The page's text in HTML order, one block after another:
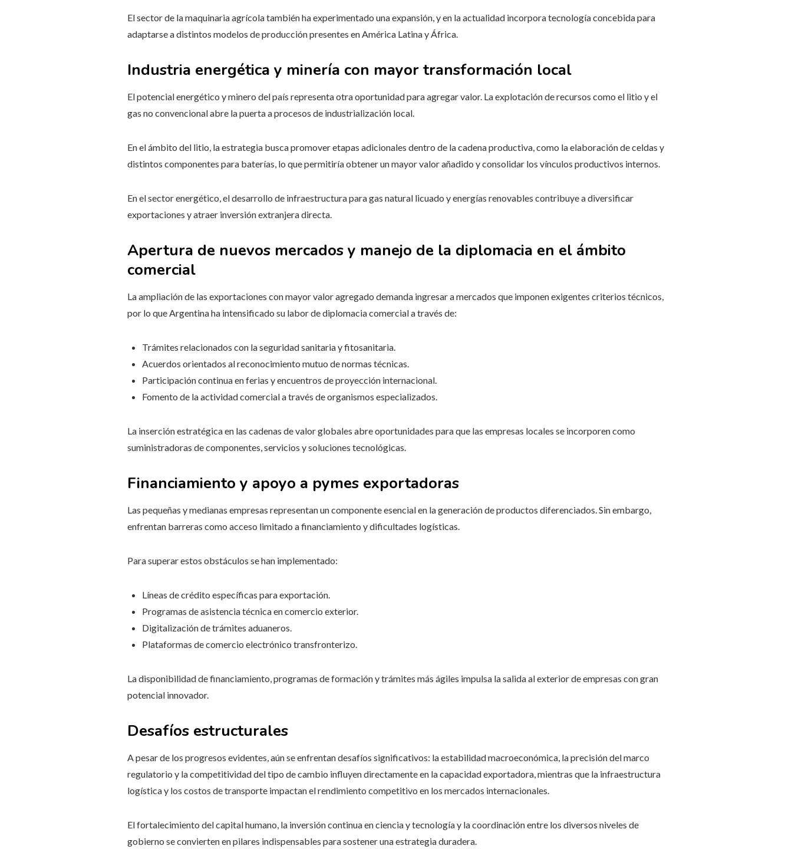
El sector de la maquinaria agrícola también ha experimentado una expansión, y en la actualidad incorpora tecnología concebida para
adaptarse a distintos modelos de producción presentes en América Latina y África.
Industria energética y minería con mayor transformación local
El potencial energético y minero del país representa otra oportunidad para agregar valor. La explotación de recursos como el litio y el
gas no convencional abre la puerta a procesos de industrialización local.
En el ámbito del litio, la estrategia busca promover etapas adicionales dentro de la cadena productiva, como la elaboración de celdas y
distintos componentes para baterías, lo que permitiría obtener un mayor valor añadido y consolidar los vínculos productivos internos.
En el sector energético, el desarrollo de infraestructura para gas natural licuado y energías renovables contribuye a diversificar
exportaciones y atraer inversión extranjera directa.
Apertura de nuevos mercados y manejo de la diplomacia en el ámbito
comercial
La ampliación de las exportaciones con mayor valor agregado demanda ingresar a mercados que imponen exigentes criterios técnicos,
por lo que Argentina ha intensificado su labor de diplomacia comercial a través de:
Trámites relacionados con la seguridad sanitaria y fitosanitaria.
Acuerdos orientados al reconocimiento mutuo de normas técnicas.
Participación continua en ferias y encuentros de proyección internacional.
Fomento de la actividad comercial a través de organismos especializados.
La inserción estratégica en las cadenas de valor globales abre oportunidades para que las empresas locales se incorporen como
suministradoras de componentes, servicios y soluciones tecnológicas.
Financiamiento y apoyo a pymes exportadoras
Las pequeñas y medianas empresas representan un componente esencial en la generación de productos diferenciados. Sin embargo,
enfrentan barreras como acceso limitado a financiamiento y dificultades logísticas.
Para superar estos obstáculos se han implementado:
Líneas de crédito específicas para exportación.
Programas de asistencia técnica en comercio exterior.
Digitalización de trámites aduaneros.
Plataformas de comercio electrónico transfronterizo.
La disponibilidad de financiamiento, programas de formación y trámites más ágiles impulsa la salida al exterior de empresas con gran
potencial innovador.
Desafíos estructurales
A pesar de los progresos evidentes, aún se enfrentan desafíos significativos: la estabilidad macroeconómica, la precisión del marco
regulatorio y la competitividad del tipo de cambio influyen directamente en la capacidad exportadora, mientras que la infraestructura
logística y los costos de transporte impactan el rendimiento competitivo en los mercados internacionales.
El fortalecimiento del capital humano, la inversión continua en ciencia y tecnología y la coordinación entre los diversos niveles de
gobierno se convierten en pilares indispensables para sostener una estrategia duradera.